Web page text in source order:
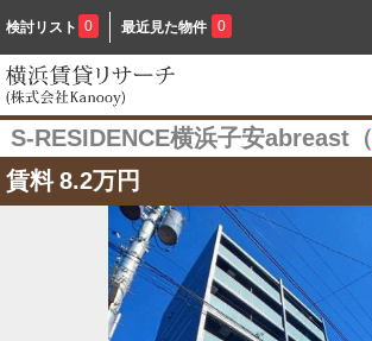
検討リスト 0 最近見た物件 0
S-RESIDENCE横浜子安abreast（
賃料 8.2万円